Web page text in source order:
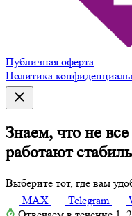
Публичная оферта
Политика
Знаем, что не
работают
Выберите тот, где вам
MAX
Telegram